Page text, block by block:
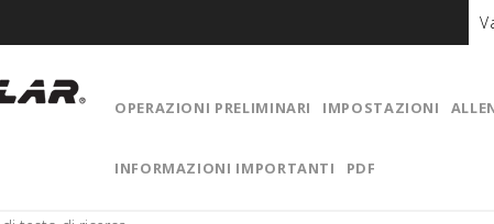
OPERAZIONI PRELIMINARI IMPOSTAZIONI
INFORMAZIONI IMPORTANTI PDF